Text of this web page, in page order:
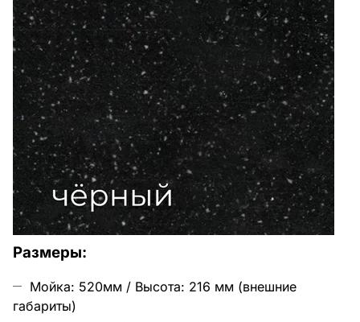
Размеры:
Мойка: 520мм / Высота: 216 мм (внешние
габариты)